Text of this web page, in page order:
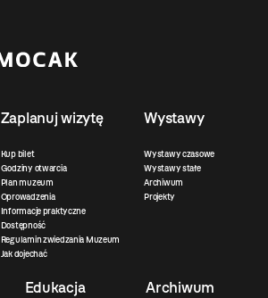
Zaplanuj wizytę
Kup bilet
Godziny otwarcia
Plan muzeum
Oprowadzenia
Informacje praktyczne
Dostępność
Regulamin zwiedzania Muzeum
Jak dojechać
Wystawy
Wystawy czasowe
Wystawy stałe
Archiwum
Projekty
Edukacja Archiwum